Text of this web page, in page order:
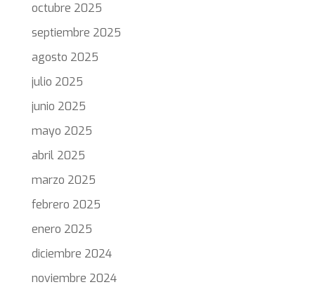
octubre 2025
septiembre 2025
agosto 2025
julio 2025
junio 2025
mayo 2025
abril 2025
marzo 2025
febrero 2025
enero 2025
diciembre 2024
noviembre 2024